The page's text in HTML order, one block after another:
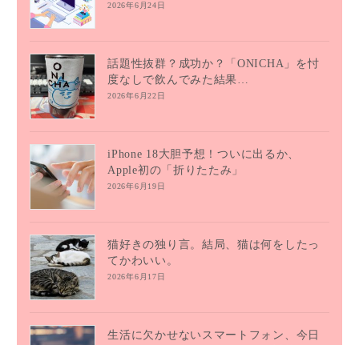
2026年6月24日
話題性抜群？成功か？「ONICHA」を忖
度なしで飲んでみた結果…
2026年6月22日
iPhone 18大胆予想！ついに出るか、
Apple初の「折りたたみ」
2026年6月19日
猫好きの独り言。結局、猫は何をしたっ
てかわいい。
2026年6月17日
生活に欠かせないスマートフォン、今日